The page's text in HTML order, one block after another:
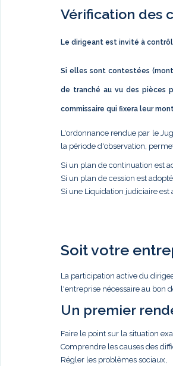
Vérification des
Le dirigeant est invité à
Si elles sont contestées
de tranché au vu des pièces
commissaire qui fixera leur
L'ordonnance rendue par le
la période d'observation,
Si un plan de continuation est
Si un plan de cession est
Si une Liquidation judiciaire
Soit votre
La participation active du
l'entreprise nécessaire au bon
Un premier
Faire le point sur la situation
Comprendre les causes des
Régler les problèmes sociaux,